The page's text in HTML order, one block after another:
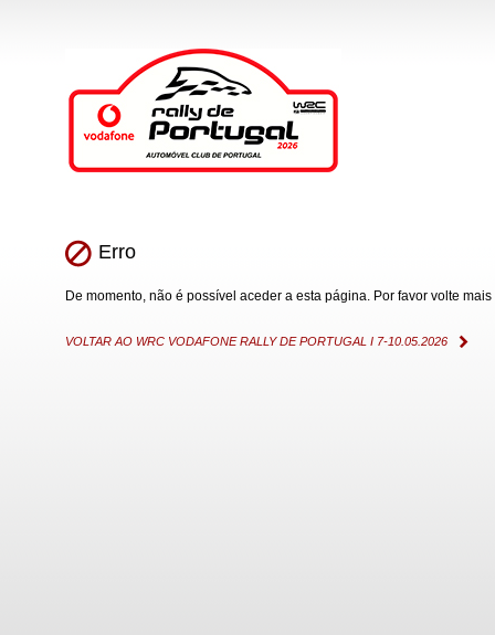
Erro
De momento, não é possível aceder a esta página. Por favor volte mais
VOLTAR AO WRC VODAFONE RALLY DE PORTUGAL I 7-10.05.2026